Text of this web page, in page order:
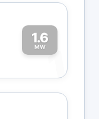
1.6
MW1